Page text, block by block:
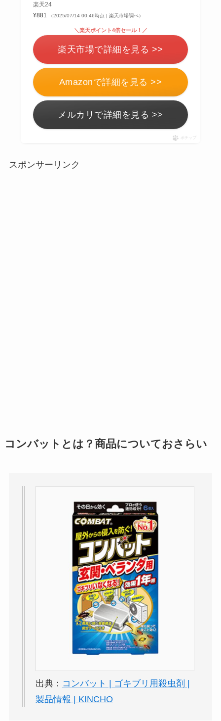
楽天24
¥881
（2025/07/14 00:46時点 | 楽天市場調べ）
Amazonで詳細を見る >>
＼楽天ポイント4倍セール！／
楽天市場で詳細を見る >>
メルカリで詳細を見る >>
ポチップ
スポンサーリンク
コンバットとは？商品についておさらい
出典： コンバット | ゴキブリ用殺虫剤 |
製品情報 | KINCHO